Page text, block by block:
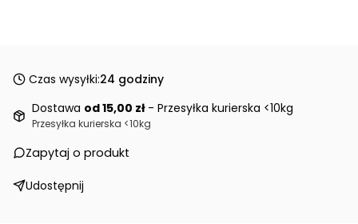
Czas wysyłki:24 godziny
Dostawa od 15,00 zł - Przesyłka kurierska <10kg
Przesyłka kurierska <10kg
Zapytaj o produkt
Udostępnij